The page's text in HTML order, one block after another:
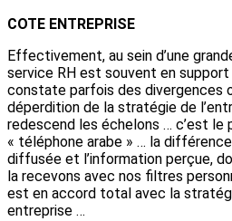
COTE ENTREPRISE
Effectivement, au sein d’une
service RH est souvent en support
constate parfois des divergences
déperdition de la stratégie de
redescend les échelons … c’est le
« téléphone arabe » … la
diffusée et l’information perçue,
la recevons avec nos filtres
est en accord total avec la
entreprise …